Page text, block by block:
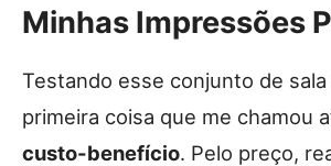
Minhas Impressões
Testando esse conjunto de sala
primeira coisa que me chamou
custo-benefício. Pelo preço,